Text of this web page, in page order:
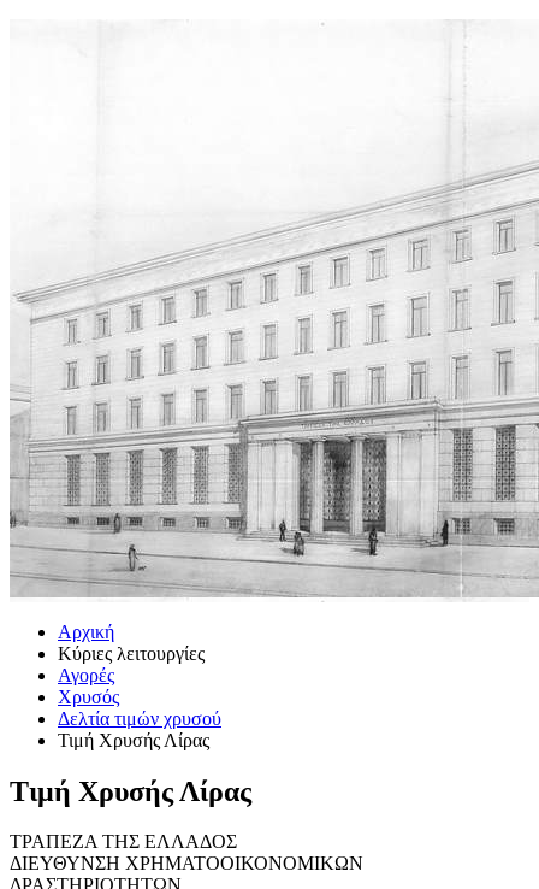
Αρχική
Κύριες λειτουργίες
Αγορές
Χρυσός
Δελτία τιμών χρυσού
Τιμή Χρυσής Λίρας
Τιμή Χρυσής Λίρας
ΤΡΑΠΕΖΑ ΤΗΣ ΕΛΛΑΔΟΣ
ΔΙΕΥΘΥΝΣΗ ΧΡΗΜΑΤΟΟΙΚΟΝΟΜΙΚΩΝ